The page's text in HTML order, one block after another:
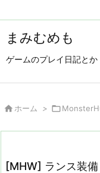
まみむめも
ゲームのプレイ日記とか
 ホーム > 
[MHW] ランス装